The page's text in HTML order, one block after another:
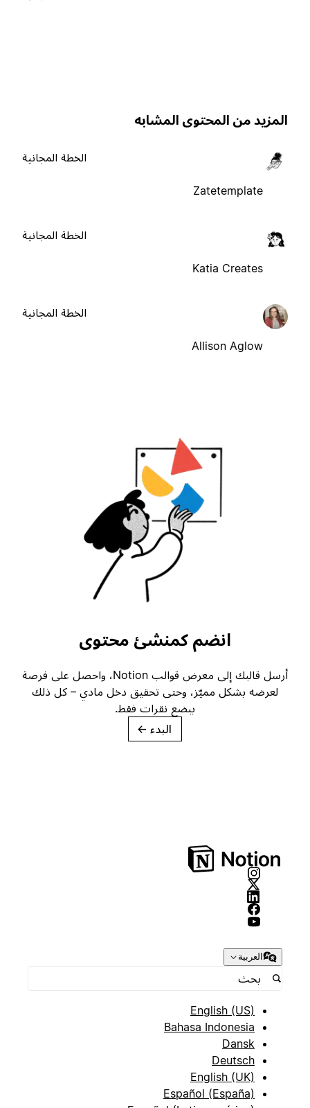
من المحتوى المشابه
Zatetemplate
الخطة المجانية
Katia Creates
الخطة المجانية
Allison Aglow
الخطة المجانية
انضم كمنشئ محتوى
أرسل قالبك إلى معرض قوالب Notion، واحصل على فرصة
لعرضه بشكل مميّز، وحتى تحقيق دخل مادي – كل ذلك
ببضع نقرات فقط.
→
العربية
English (US)
Bahasa Indonesia
Dansk
Deutsch
English (UK)
Español (España)